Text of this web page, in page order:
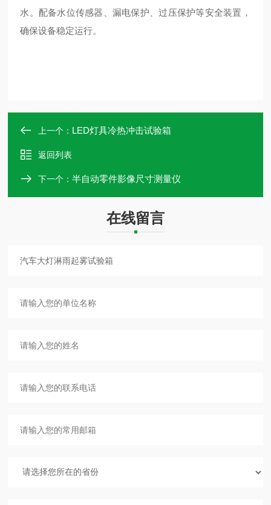
水。配备水位传感器、漏电保护、过压保护等安全装置，
确保设备稳定运行。
上一个： LED灯具冷热冲击试验箱
返回列表
下一个：半自动零件影像尺寸测量仪
在线留言